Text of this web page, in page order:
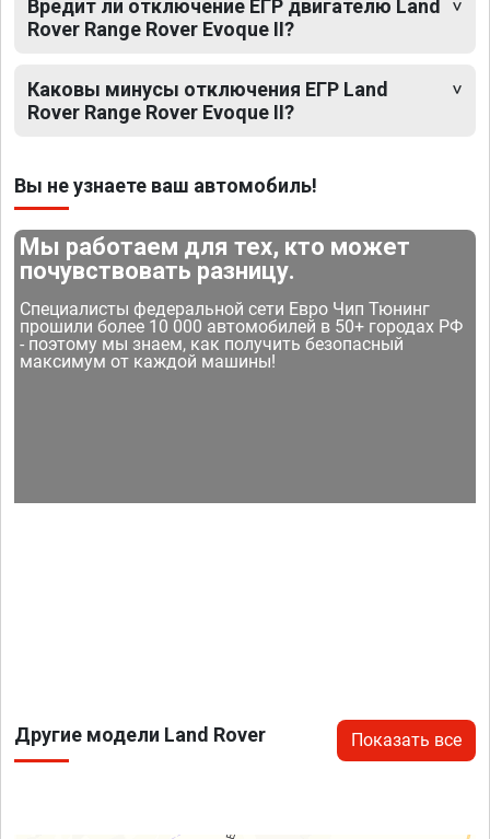
Вредит ли отключение ЕГР двигателю Land
Rover Range Rover Evoque II?
Каковы минусы отключения ЕГР Land
Rover Range Rover Evoque II?
Вы не узнаете ваш автомобиль!
Мы работаем для тех, кто может
почувствовать разницу.
Специалисты федеральной сети Евро Чип Тюнинг
прошили более 10 000 автомобилей в 50+ городах РФ
- поэтому мы знаем, как получить безопасный
максимум от каждой машины!
Другие модели Land Rover Показать все